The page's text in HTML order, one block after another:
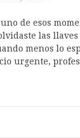
de esos
las
menos lo
urgente,